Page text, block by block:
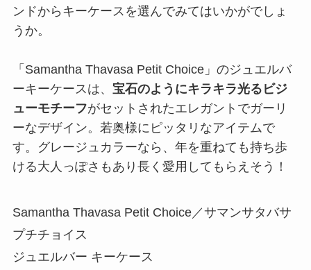
ンドからキーケースを選んでみてはいかがでしょ
うか。
「Samantha Thavasa Petit Choice」のジュエルバ
ーキーケースは、 宝石のようにキラキラ光るビジ
ューモチーフがセットされたエレガントでガーリ
ーなデザイン。若奥様にピッタリなアイテムで
す。グレージュカラーなら、年を重ねても持ち歩
ける大人っぽさもあり長く愛用してもらえそう！
Samantha Thavasa Petit Choice／サマンサタバサ
プチチョイス
ジュエルバー キーケース